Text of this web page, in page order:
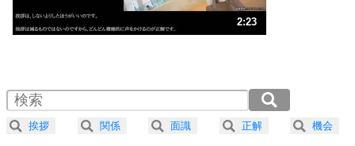
ストレス対策
人生、なんとかなるもの。
気楽に生きる30の方法
4 器の大きい人は、怒りを優しさで表現する。
プラス思考
2:23
2.0倍速 （280KB 1分11秒）
2.5倍速 （225KB 57秒）
3.0倍速 （187KB 47秒）
挨拶 関係 面識 正解 機会